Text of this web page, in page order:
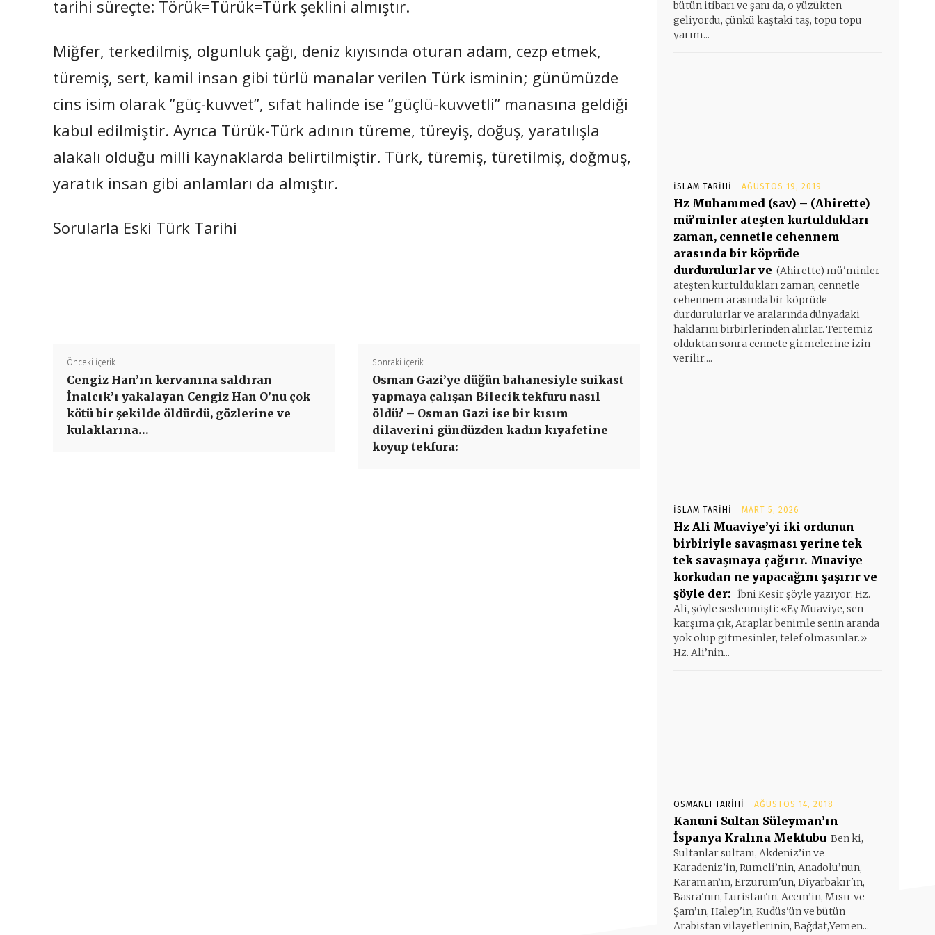
tarihi süreçte: Törük=Türük=Türk şeklini almıştır.
Miğfer, terkedilmiş, olgunluk çağı, deniz kıyısında oturan adam, cezp etmek,
türemiş, sert, kamil insan gibi türlü manalar verilen Türk isminin; günümüzde
cins isim olarak ”güç-kuvvet”, sıfat halinde ise ”güçlü-kuvvetli” manasına geldiği
kabul edilmiştir. Ayrıca Türük-Türk adının türeme, türeyiş, doğuş, yaratılışla
alakalı olduğu milli kaynaklarda belirtilmiştir. Türk, türemiş, türetilmiş, doğmuş,
yaratık insan gibi anlamları da almıştır.
Sorularla Eski Türk Tarihi
Önceki İçerik
Cengiz Han’ın kervanına saldıran
İnalcık’ı yakalayan Cengiz Han O’nu çok
kötü bir şekilde öldürdü, gözlerine ve
kulaklarına…
Sonraki İçerik
Osman Gazi’ye düğün bahanesiyle suikast
yapmaya çalışan Bilecik tekfuru nasıl
öldü? – Osman Gazi ise bir kısım
dilaverini gündüzden kadın kıyafetine
koyup tekfura:
bütün itibarı ve şanı da, o yüzükten
geliyordu, çünkü kaştaki taş, topu topu
yarım...
İSLAM TARIHI AĞUSTOS 19, 2019
Hz Muhammed (sav) – (Ahirette)
mü’minler ateşten kurtuldukları
zaman, cennetle cehennem
arasında bir köprüde
durdurulurlar ve (Ahirette) mü'minler
ateşten kurtuldukları zaman, cennetle
cehennem arasında bir köprüde
durdurulurlar ve aralarında dünyadaki
haklarını birbirlerinden alırlar. Tertemiz
olduktan sonra cennete girmelerine izin
verilir....
İSLAM TARIHI MART 5, 2026
Hz Ali Muaviye’yi iki ordunun
birbiriyle savaşması yerine tek
tek savaşmaya çağırır. Muaviye
korkudan ne yapacağını şaşırır ve
şöyle der: İbni Kesir şöyle yazıyor: Hz.
Ali, şöyle seslenmişti: «Ey Muaviye, sen
karşıma çık, Araplar benimle senin aranda
yok olup gitmesinler, telef olmasınlar.»
Hz. Ali’nin...
OSMANLI TARIHI AĞUSTOS 14, 2018
Kanuni Sultan Süleyman’ın
İspanya Kralına Mektubu Ben ki,
Sultanlar sultanı, Akdeniz’in ve
Karadeniz’in, Rumeli’nin, Anadolu’nun,
Karaman’ın, Erzurum'un, Diyarbakır'ın,
Basra'nın, Luristan'ın, Acem’in, Mısır ve
Şam’ın, Halep'in, Kudüs'ün ve bütün
Arabistan vilayetlerinin, Bağdat,Yemen...